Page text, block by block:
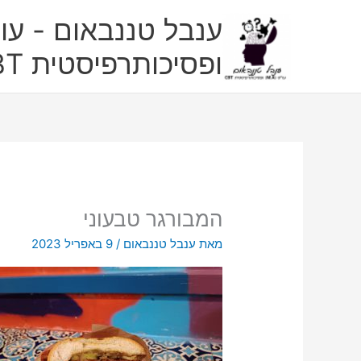
ענבל טננבאום -
ופסיכותרפיסטית CBT
המבורגר טבעוני
מאת ענבל טננבאום/9 באפריל 2023